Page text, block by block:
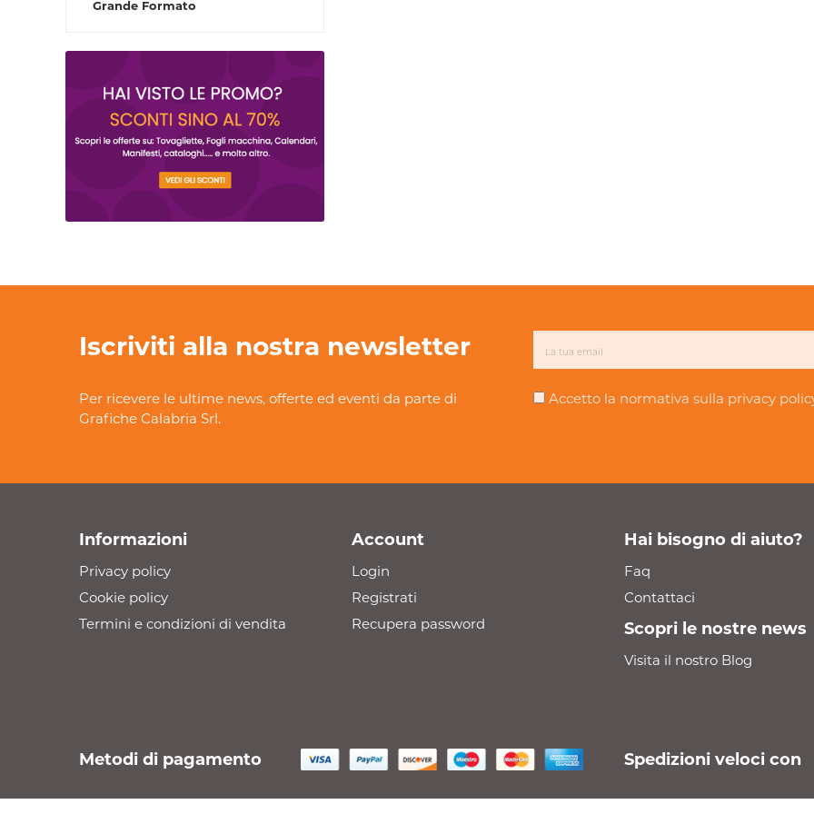
Grande Formato
Iscriviti alla nostra newsletter
Per ricevere le ultime news, offerte ed eventi da parte di
Grafiche Calabria Srl.
Accetto la normativa sulla privacy
Informazioni
Privacy policy
Cookie policy
Termini e condizioni di vendita
Account
Login
Registrati
Recupera password
Hai bisogno di aiuto?
Faq
Contattaci
Scopri le nostre news
Visita il nostro Blog
Metodi di pagamento Spedizioni veloci con